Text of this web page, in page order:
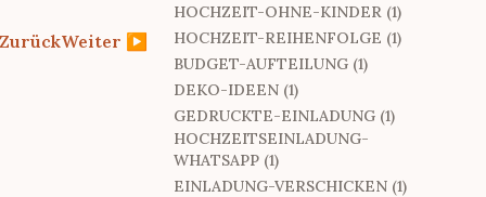
ZurückWeiter ▶
HOCHZEIT-OHNE-KINDER (1)
HOCHZEIT-REIHENFOLGE (1)
BUDGET-AUFTEILUNG (1)
DEKO-IDEEN (1)
GEDRUCKTE-EINLADUNG (1)
HOCHZEITSEINLADUNG-
WHATSAPP (1)
EINLADUNG-VERSCHICKEN (1)